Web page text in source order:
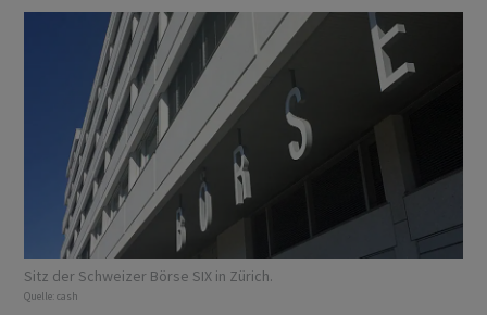
Sitz der Schweizer Börse SIX in Zürich.
Quelle: cash